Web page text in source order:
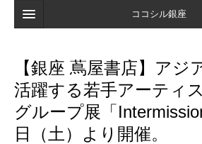
ココシル銀座
検索
店舗・施設最新情報
口コミ
【銀座 蔦屋書店】アジ
活躍する若手アーティ
グループ展「
日（土）より開催。